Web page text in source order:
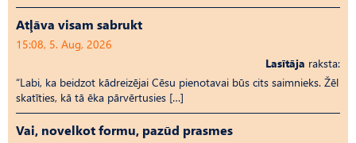
Atļāva visam sabrukt
15:08, 5. Aug, 2026
Lasītāja raksta:
“Labi, ka beidzot kādreizējai Cēsu pienotavai būs cits saimnieks. Žēl
skatīties, kā tā ēka pārvērtusies […]
Vai, novelkot formu, pazūd prasmes